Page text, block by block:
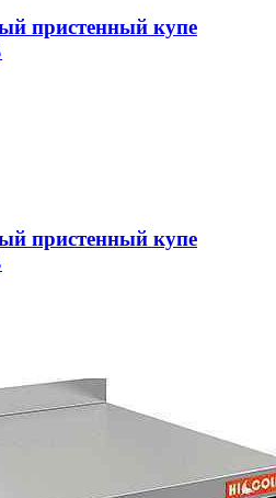
пристенный купе
пристенный купе